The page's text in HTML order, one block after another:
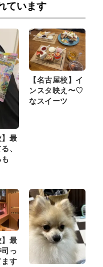
ています
】最
、
【名古屋校】イ
ンスタ映え〜♡
なスイーツ
】最
っ
す